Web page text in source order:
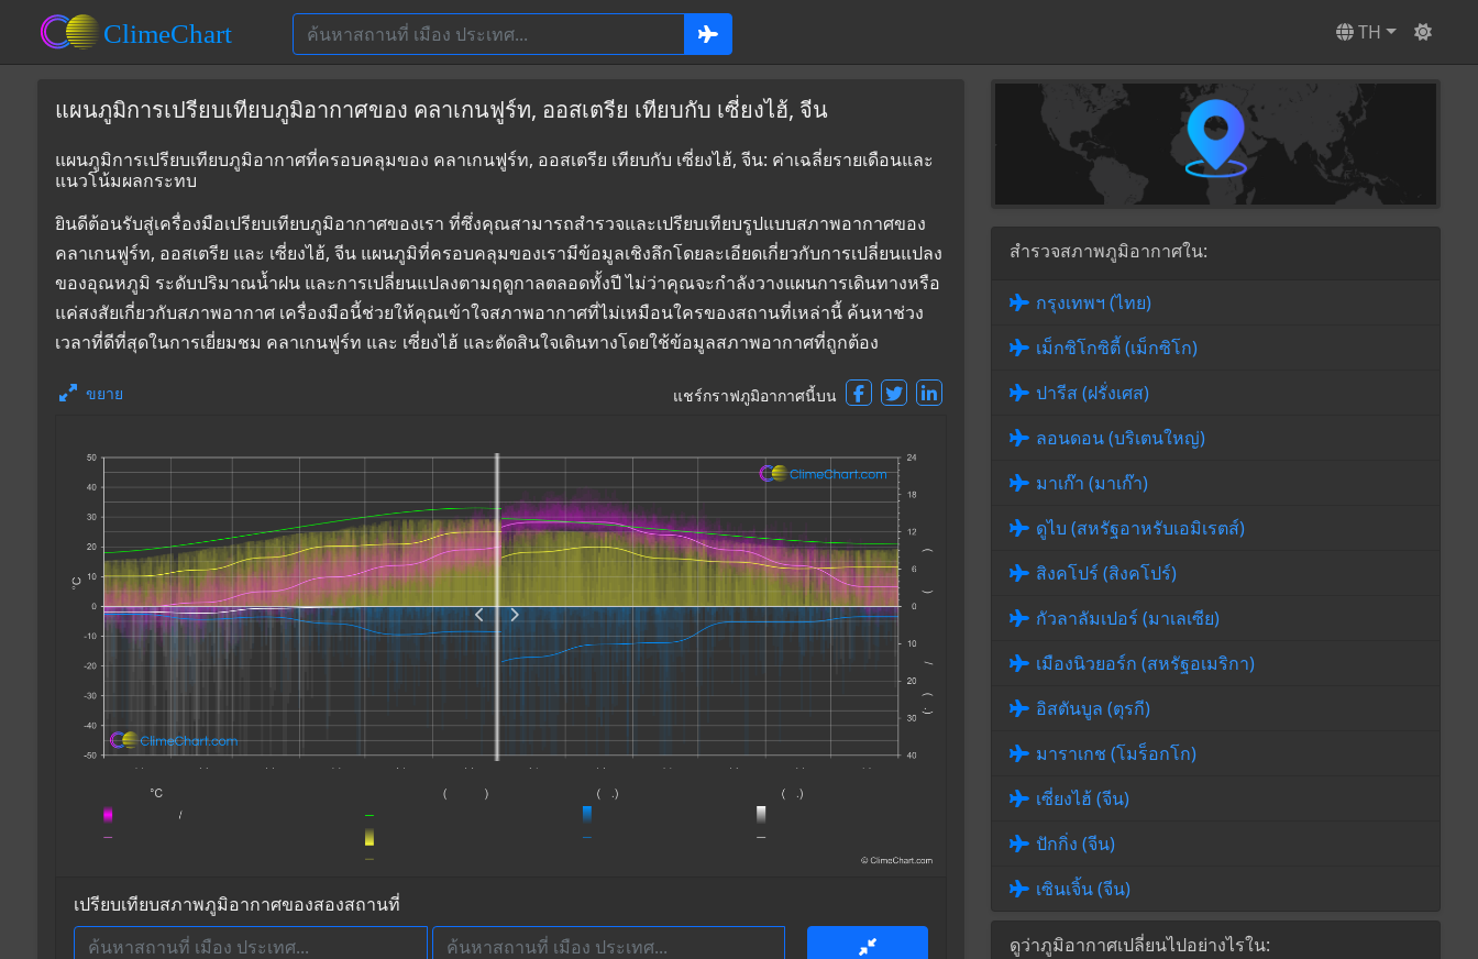
TH
แผนภูมิการเปรียบเทียบภูมิอากาศของ คลาเกนฟูร์ท, ออสเตรีย เทียบกับ เซี่ยงไฮ้, จีน
แผนภูมิการเปรียบเทียบภูมิอากาศที่ครอบคลุมของ คลาเกนฟูร์ท, ออสเตรีย เทียบกับ เซี่ยงไฮ้, จีน: ค่าเฉลี่ยรายเดือนและ
แนวโน้มผลกระทบ
ยินดีต้อนรับสู่เครื่องมือเปรียบเทียบภูมิอากาศของเรา ที่ซึ่งคุณสามารถสำรวจและเปรียบเทียบรูปแบบสภาพอากาศของ
คลาเกนฟูร์ท, ออสเตรีย และ เซี่ยงไฮ้, จีน แผนภูมิที่ครอบคลุมของเรามีข้อมูลเชิงลึกโดยละเอียดเกี่ยวกับการเปลี่ยนแปลง
ของอุณหภูมิ ระดับปริมาณน้ำฝน และการเปลี่ยนแปลงตามฤดูกาลตลอดทั้งปี ไม่ว่าคุณจะกำลังวางแผนการเดินทางหรือ
แค่สงสัยเกี่ยวกับสภาพอากาศ เครื่องมือนี้ช่วยให้คุณเข้าใจสภาพอากาศที่ไม่เหมือนใครของสถานที่เหล่านี้ ค้นหาช่วง
เวลาที่ดีที่สุดในการเยี่ยมชม คลาเกนฟูร์ท และ เซี่ยงไฮ้ และตัดสินใจเดินทางโดยใช้ข้อมูลสภาพอากาศที่ถูกต้อง
ขยาย แชร์กราฟภูมิอากาศนี้บน
เปรียบเทียบสภาพภูมิอากาศของสองสถานที่
สำรวจสภาพภูมิอากาศใน:
กรุงเทพฯ (ไทย)
เม็กซิโกซิตี้ (เม็กซิโก)
ปารีส (ฝรั่งเศส)
ลอนดอน (บริเตนใหญ่)
มาเก๊า (มาเก๊า)
ดูไบ (สหรัฐอาหรับเอมิเรตส์)
สิงคโปร์ (สิงคโปร์)
กัวลาลัมเปอร์ (มาเลเซีย)
เมืองนิวยอร์ก (สหรัฐอเมริกา)
อิสตันบูล (ตุรกี)
มาราเกช (โมร็อกโก)
เซี่ยงไฮ้ (จีน)
ปักกิ่ง (จีน)
เซินเจิ้น (จีน)
ดูว่าภูมิอากาศเปลี่ยนไปอย่างไรใน: